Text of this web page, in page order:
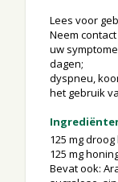
Lees voor
Neem
uw
dagen;
dyspneu,
het gebruik
125 mg
125 mg
Bevat ook: